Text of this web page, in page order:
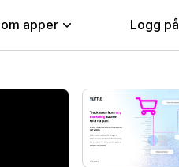
apper Logg på